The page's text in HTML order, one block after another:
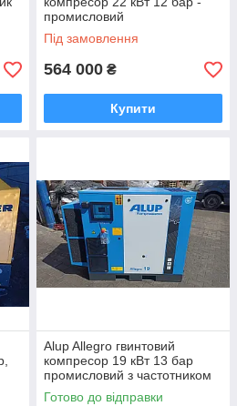
промисловий
Під замовлення
564 000 ₴
Купити
Alup Allegro гвинтовий
компресор 19 кВт 13 бар
промисловий з частотником
та осушувачем
Готово до відправки